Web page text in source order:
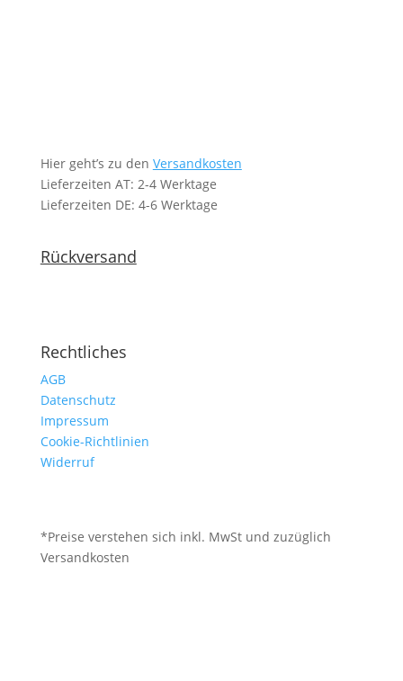
Hier geht’s zu den Versandkosten
Lieferzeiten AT: 2-4 Werktage
Lieferzeiten DE: 4-6 Werktage
Rückversand
Rechtliches
AGB
Datenschutz
Impressum
Cookie-Richtlinien
Widerruf
*Preise verstehen sich inkl. MwSt und zuzüglich
Versandkosten